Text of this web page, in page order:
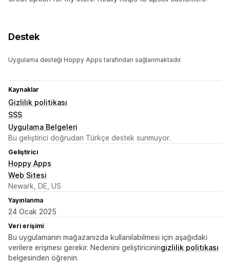
Destek
Uygulama desteği Hoppy Apps tarafından sağlanmaktadır.
Kaynaklar
Gizlilik politikası
SSS
Uygulama Belgeleri
Bu geliştirici doğrudan Türkçe destek sunmuyor.
Geliştirici
Hoppy Apps
Web Sitesi
Newark, DE, US
Yayınlanma
24 Ocak 2025
Veri erişimi
Bu uygulamanın mağazanızda kullanılabilmesi için aşağıdaki
verilere erişmesi gerekir. Nedenini geliştiriciningizlilik politikası
belgesinden öğrenin.